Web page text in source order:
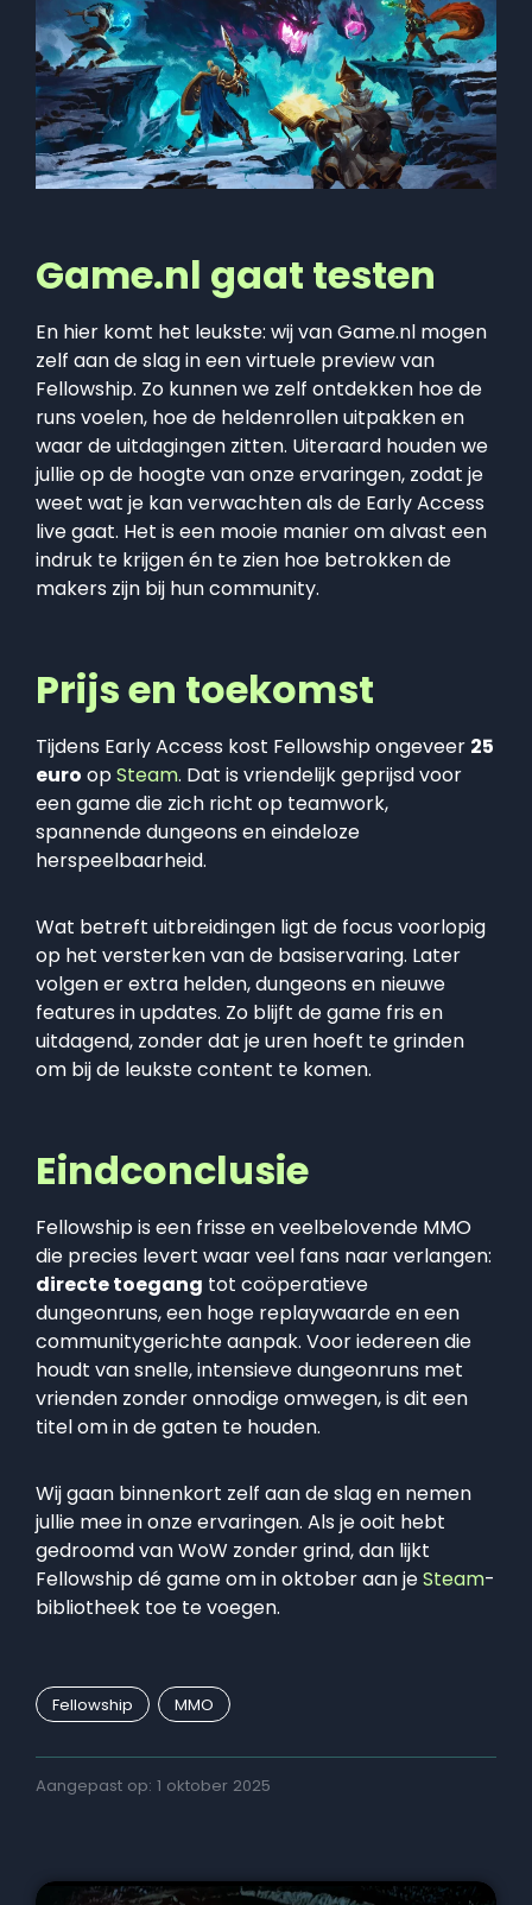
Game.nl gaat testen
En hier komt het leukste: wij van Game.nl mogen
zelf aan de slag in een virtuele preview van
Fellowship. Zo kunnen we zelf ontdekken hoe de
runs voelen, hoe de heldenrollen uitpakken en
waar de uitdagingen zitten. Uiteraard houden we
jullie op de hoogte van onze ervaringen, zodat je
weet wat je kan verwachten als de Early Access
live gaat. Het is een mooie manier om alvast een
indruk te krijgen én te zien hoe betrokken de
makers zijn bij hun community.
Prijs en toekomst
Tijdens Early Access kost Fellowship ongeveer 25
euro opSteam. Dat is vriendelijk geprijsd voor
een game die zich richt op teamwork,
spannende dungeons en eindeloze
herspeelbaarheid.
Wat betreft uitbreidingen ligt de focus voorlopig
op het versterken van de basiservaring. Later
volgen er extra helden, dungeons en nieuwe
features in updates. Zo blijft de game fris en
uitdagend, zonder dat je uren hoeft te grinden
om bij de leukste content te komen.
Eindconclusie
Fellowship is een frisse en veelbelovende MMO
die precies levert waar veel fans naar verlangen:
directe toegang tot coöperatieve
dungeonruns, een hoge replaywaarde en een
communitygerichte aanpak. Voor iedereen die
houdt van snelle, intensieve dungeonruns met
vrienden zonder onnodige omwegen, is dit een
titel om in de gaten te houden.
Wij gaan binnenkort zelf aan de slag en nemen
jullie mee in onze ervaringen. Als je ooit hebt
gedroomd van WoW zonder grind, dan lijkt
Fellowship dé game om in oktober aan jeSteam-
bibliotheek toe te voegen.
Fellowship MMO
Aangepast op: 1 oktober 2025